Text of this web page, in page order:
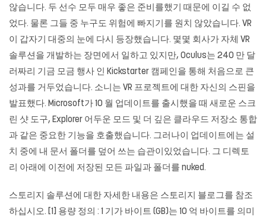
않습니다. 두 선수 모두 매우 좋은 준비를했기 때문에 이길 수 없
었다. 물론 그들 중 누구도 위험에 빠지기를 원치 않았습니다. VR
이 갑자기 대중의 눈에 다시 등장했습니다. 몇몇 회사가 자체 VR
솔루션을 개발하는 장면에서 일하고 있지만, Oculus는 240 만 달
러짜리 기금 모금 행사 인 Kickstarter 캠페인을 통해 처음으로 큰
성과를 거두었습니다. 소니는 VR 프로젝트에 대한 자신의 스핀을
발표했다. Microsoft가 10 월 업데이트를 출시했을 때 새로운 스크
린 샷 도구, Explorer 어두운 모드 및 더 깊은 클라우드 저장소 통합
과 같은 중요한 기능을 호출했습니다. 그러나이 업데이트에는 설
치 중에 내 문서 폴더를 덮어 쓰는 습관이있었습니다. 그 디렉토
리 아래에 이전에 저장된 모든 파일과 폴더를 nuked.
스토리지 솔루션에 대한 자세한 내용은 스토리지 블로그를 참조
하십시오. [1] 용량 정의 : 1 기가 바이트 (GB)는 10 억 바이트를 의미